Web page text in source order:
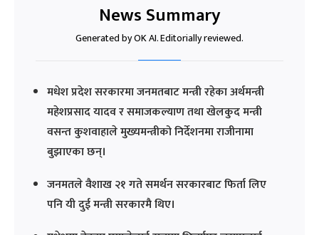
News Summary
Generated by OK AI. Editorially reviewed.
मधेश प्रदेश सरकारमा जनमतबाट मन्त्री रहेका अर्थमन्त्री
महेशप्रसाद यादव र समाजकल्याण तथा खेलकुद मन्त्री
वसन्त कुशवाहाले मुख्यमन्त्रीको निर्देशनमा राजीनामा
बुझाएका छन्।
जनमतले वैशाख २१ गते समर्थन सरकारबाट फिर्ता लिए
पनि यी दुई मन्त्री सरकारमै थिए।